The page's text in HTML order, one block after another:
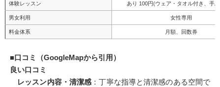
体験レッスン あり 100円(ウェア・タオル付き、手
男女利用 女性専用
料金体系 月額、回数券
■口コミ（GoogleMapから引用）
良い口コミ
レッスン内容・清潔感 ：丁寧な指導と清潔感のある空間で